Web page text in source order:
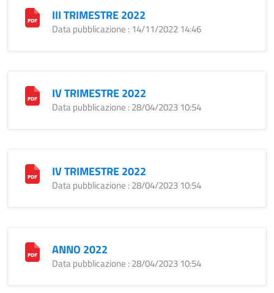
III TRIMESTRE 2022
Data pubblicazione : 14/11/2022 14:46
IV TRIMESTRE 2022
Data pubblicazione : 28/04/2023 10:54
IV TRIMESTRE 2022
Data pubblicazione : 28/04/2023 10:54
ANNO 2022
Data pubblicazione : 28/04/2023 10:54